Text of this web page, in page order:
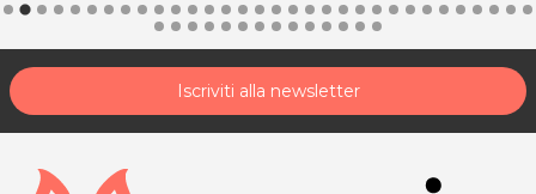
Iscriviti alla newsletter